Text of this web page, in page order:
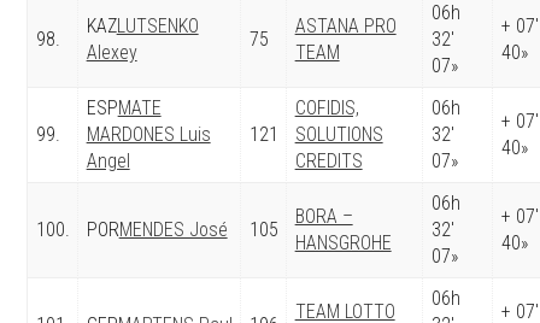
98.
KAZLUTSENKO
Alexey
75
ASTANA PRO
TEAM
06h
32′
07»
+ 07′
40»
99.
ESPMATE
MARDONES Luis
Angel
121
COFIDIS,
SOLUTIONS
CREDITS
06h
32′
07»
+ 07′
40»
100. PORMENDES José 105
BORA –
HANSGROHE
06h
32′
07»
+ 07′
40»
TEAM LOTTO
06h
+ 07′